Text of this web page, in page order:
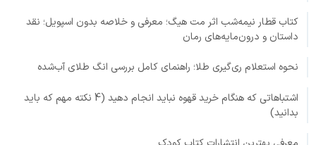
کتاب قطار نیمه‌شب اثر مت هیگ؛ معرفی و خلاصه بدون اسپویل؛ نقد
داستان و درون‌مایه‌های رمان
نحوه استعلام ری‌گیری طلا؛ راهنمای کامل بررسی انگ طلای آب‌شده
اشتباهاتی که هنگام خرید قهوه نباید انجام دهید (4 نکته مهم که باید
بدانید)